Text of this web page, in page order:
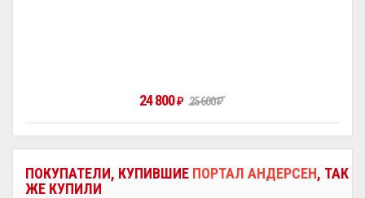
24 800 ₽ 25 600₽
ПОКУПАТЕЛИ, КУПИВШИЕ ПОРТАЛ АНДЕРСЕН, ТАК
ЖЕ КУПИЛИ